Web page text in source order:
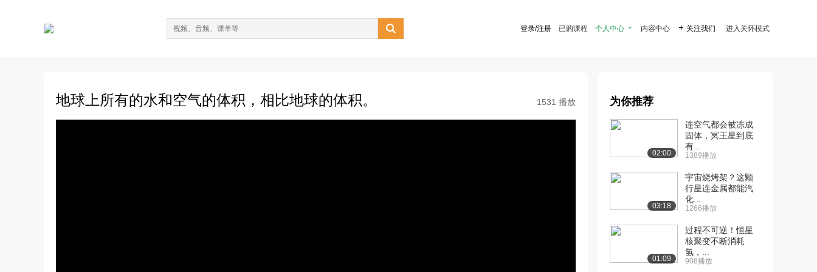
 登录/注册 已购课程 个人中心  内容中心  关注我们 进入关怀模式
地球上所有的水和空气的体积，相比地球的体积。 1531 播放 为你推荐
02:00
连空气都会被冻成
固体，冥王星到底
有...
1389播放
03:18
宇宙烧烤架？这颗
行星连金属都能汽
化...
1266播放
01:09
过程不可逆！恒星
核聚变不断消耗
氢，...
908播放